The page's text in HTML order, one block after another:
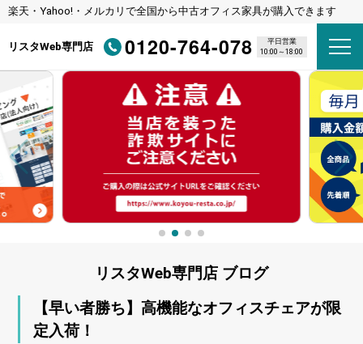
楽天・Yahoo!・メルカリで全国から中古オフィス家具が購入できます
リスタWeb専門店 0120-764-078
平日営業
10:00～18:00
リスタWeb専門店 ブログ
【早い者勝ち】高機能なオフィスチェアが限
定入荷！